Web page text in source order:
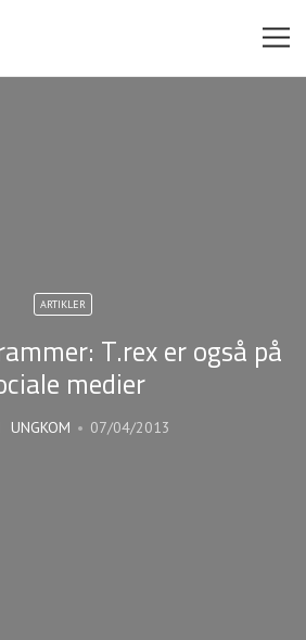
ARTIKLER
T.rex er også på
medier
UNGKOM 07/04/2013